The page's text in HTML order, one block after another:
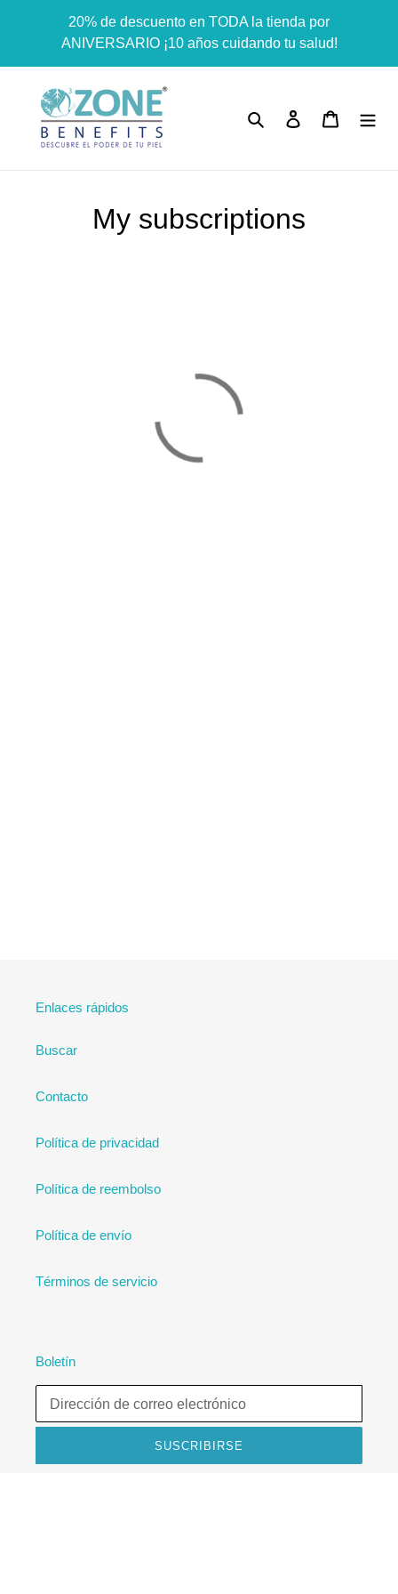
Dummy products title
Surat, Gujarat
directamente
contenido
20% de descuento en TODA la tienda por
ANIVERSARIO ¡10 años cuidando tu salud!
Buscar Ingresar Carrito
My subscriptions
Enlaces rápidos
Buscar
Contacto
Política de privacidad
Política de reembolso
Política de envío
Términos de servicio
Boletín
SUSCRIBIRSE